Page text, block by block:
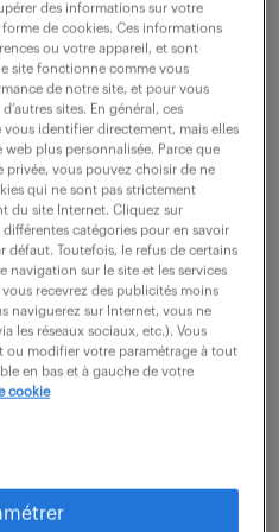
par mail les offres qui
recherche.
des informations sur votre
de cookies. Ces informations
ou votre appareil, et sont
site fonctionne comme vous
de notre site, et pour vous
sites. En général, ces
identifier directement, mais elles
plus personnalisée. Parce que
privée, vous pouvez choisir de ne
qui ne sont pas strictement
du site Internet. Cliquez sur
différentes catégories pour en savoir
défaut. Toutefois, le refus de certains
navigation sur le site et les services
recevrez des publicités moins
naviguerez sur Internet, vous ne
les réseaux sociaux, etc.). Vous
ou modifier votre paramétrage à tout
en bas et à gauche de votre
cookie